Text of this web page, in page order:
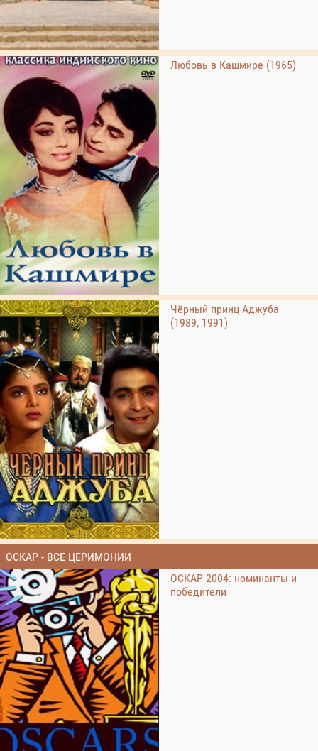
Любовь в Кашмире (1965)
Чёрный принц Аджуба
(1989, 1991)
ОСКАР - ВСЕ ЦЕРИМОНИИ
ОСКАР 2004: номинанты и
победители